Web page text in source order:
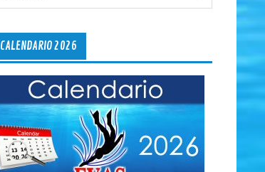
CALENDARIO 2026